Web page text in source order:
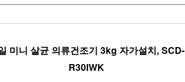
미니 살균 의류건조기 3kg 자가설치, SCD-
R30IWK